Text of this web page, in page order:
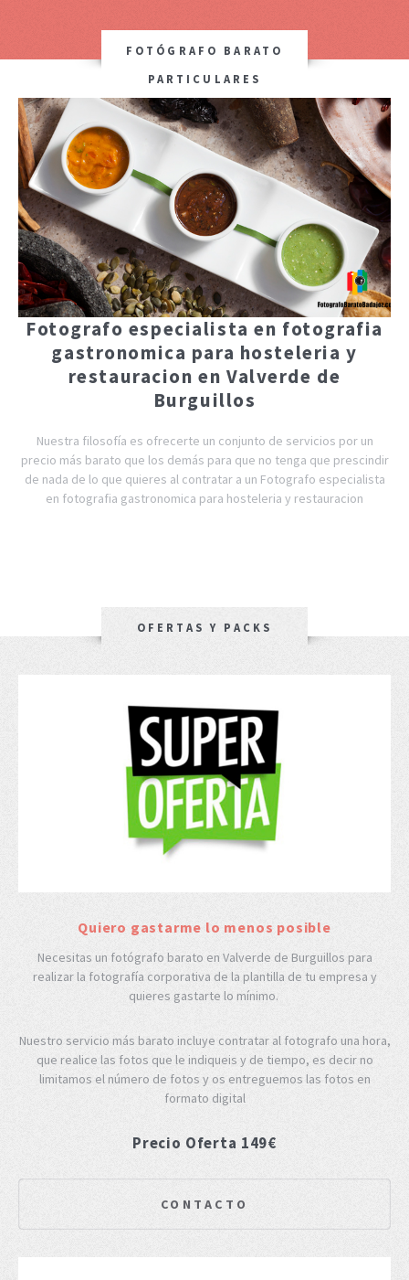
FOTÓGRAFO BARATO
PARTICULARES
Fotografo especialista en fotografia
gastronomica para hosteleria y
restauracion en Valverde de
Burguillos
Nuestra filosofía es ofrecerte un conjunto de servicios por un
precio más barato que los demás para que no tenga que prescindir
de nada de lo que quieres al contratar a un Fotografo especialista
en fotografia gastronomica para hosteleria y restauracion
OFERTAS Y PACKS
Quiero gastarme lo menos posible
Necesitas un fotógrafo barato en Valverde de Burguillos para
realizar la fotografía corporativa de la plantilla de tu empresa y
quieres gastarte lo mínimo.
Nuestro servicio más barato incluye contratar al fotografo una hora,
que realice las fotos que le indiqueis y de tiempo, es decir no
limitamos el número de fotos y os entreguemos las fotos en
formato digital
Precio Oferta 149€
CONTACTO